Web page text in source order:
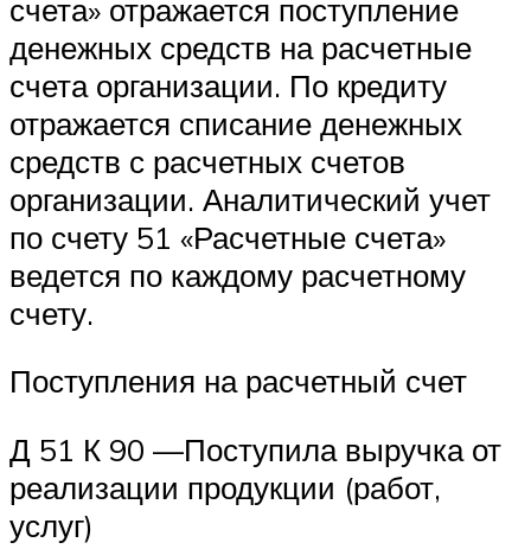
счета» отражается поступление
денежных средств на расчетные
счета организации. По кредиту
отражается списание денежных
средств с расчетных счетов
организации. Аналитический учет
по счету 51 «Расчетные счета»
ведется по каждому расчетному
счету.
Поступления на расчетный счет
Д 51 К 90 —Поступила выручка от
реализации продукции (работ,
услуг)